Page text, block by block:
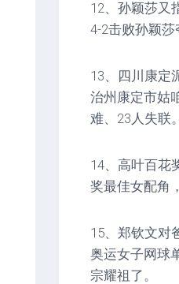
12、孙颖莎又
4-2击败孙颖莎
13、四川康定
治州康定市姑
难、23人失联。
14、高叶百花
奖最佳女配角
15、郑钦文对
奥运女子网球
宗耀祖了。